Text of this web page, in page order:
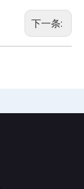
下一条: